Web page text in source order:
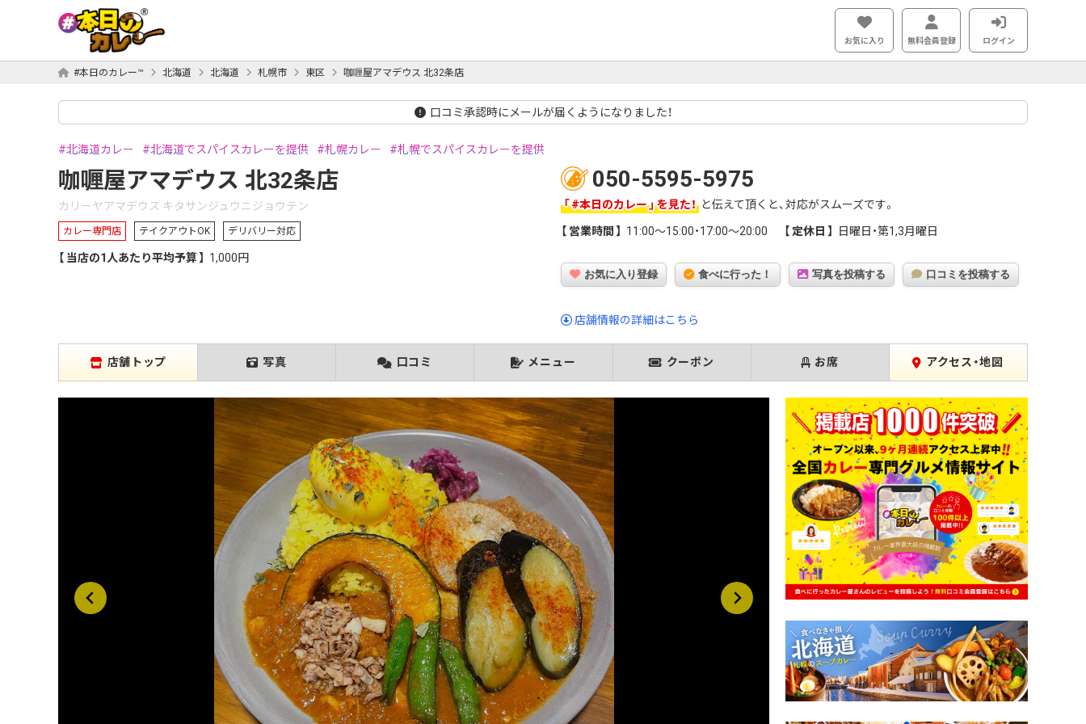
お気に入り 無料会員登録 ログイン
#本日のカレー™ 北海道 北海道 札幌市 東区 咖喱屋アマデウス 北32条店
口コミ承認時にメールが届くようになりました！
北海道カレー 北海道でスパイスカレーを提供 札幌カレー 札幌でスパイスカレーを提供
咖喱屋アマデウス 北32条店
カリーヤアマデウス キタサンジュウニジョウテン
カレー専門店 テイクアウトOK デリバリー対応
当店の1人あたり平均予算 1,000円
050-5595-5975
#本日のカレー を見た！ と伝えて頂くと、対応がスムーズです。
営業時間 11:00～15:00・17:00～20:00 定休日 日曜日・第1,3月曜日
お気に入り登録 食べに行った！ 写真を投稿する 口コミを投稿する
店舗情報の詳細はこちら
店舗トップ 写真 口コミ メニュー クーポン お席 アクセス・地図